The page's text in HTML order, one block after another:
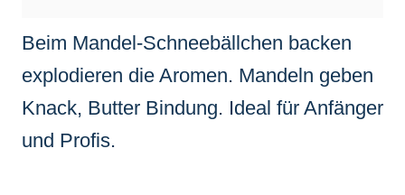
Beim Mandel-Schneebällchen backen
explodieren die Aromen. Mandeln geben
Knack, Butter Bindung. Ideal für Anfänger
und Profis.